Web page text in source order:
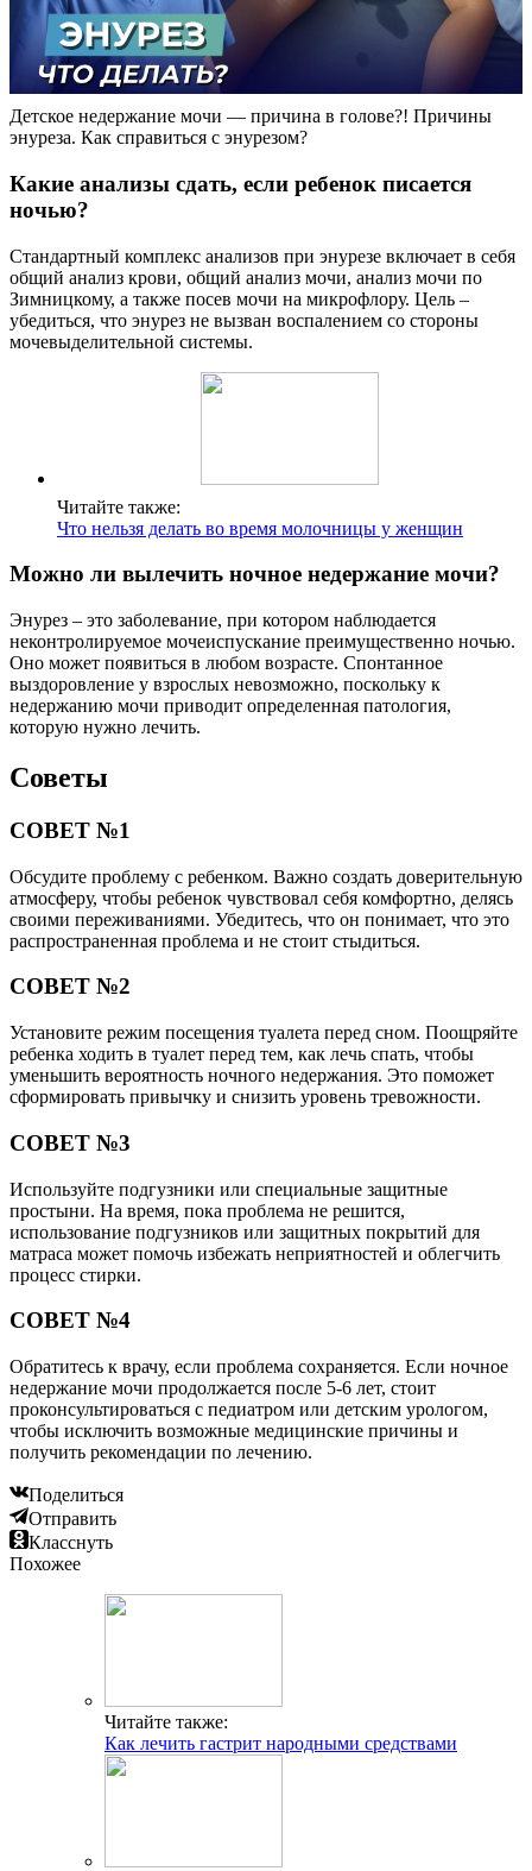
Детское недержание мочи — причина в голове?! Причины
энуреза. Как справиться с энурезом?
Какие анализы сдать, если ребенок писается
ночью?
Стандартный комплекс анализов при энурезе включает в себя
общий анализ крови, общий анализ мочи, анализ мочи по
Зимницкому, а также посев мочи на микрофлору. Цель –
убедиться, что энурез не вызван воспалением со стороны
мочевыделительной системы.
Читайте также:
Что нельзя делать во время молочницы у женщин
Можно ли вылечить ночное недержание мочи?
Энурез – это заболевание, при котором наблюдается
неконтролируемое мочеиспускание преимущественно ночью.
Оно может появиться в любом возрасте. Спонтанное
выздоровление у взрослых невозможно, поскольку к
недержанию мочи приводит определенная патология,
которую нужно лечить.
Советы
СОВЕТ №1
Обсудите проблему с ребенком. Важно создать доверительную
атмосферу, чтобы ребенок чувствовал себя комфортно, делясь
своими переживаниями. Убедитесь, что он понимает, что это
распространенная проблема и не стоит стыдиться.
СОВЕТ №2
Установите режим посещения туалета перед сном. Поощряйте
ребенка ходить в туалет перед тем, как лечь спать, чтобы
уменьшить вероятность ночного недержания. Это поможет
сформировать привычку и снизить уровень тревожности.
СОВЕТ №3
Используйте подгузники или специальные защитные
простыни. На время, пока проблема не решится,
использование подгузников или защитных покрытий для
матраса может помочь избежать неприятностей и облегчить
процесс стирки.
СОВЕТ №4
Обратитесь к врачу, если проблема сохраняется. Если ночное
недержание мочи продолжается после 5-6 лет, стоит
проконсультироваться с педиатром или детским урологом,
чтобы исключить возможные медицинские причины и
получить рекомендации по лечению.
Поделиться
Отправить
Класснуть
Похожее
Читайте также:
Как лечить гастрит народными средствами